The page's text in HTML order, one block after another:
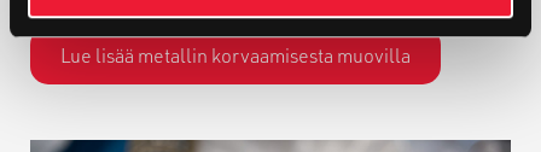
Lue lisää metallin korvaamisesta muovilla